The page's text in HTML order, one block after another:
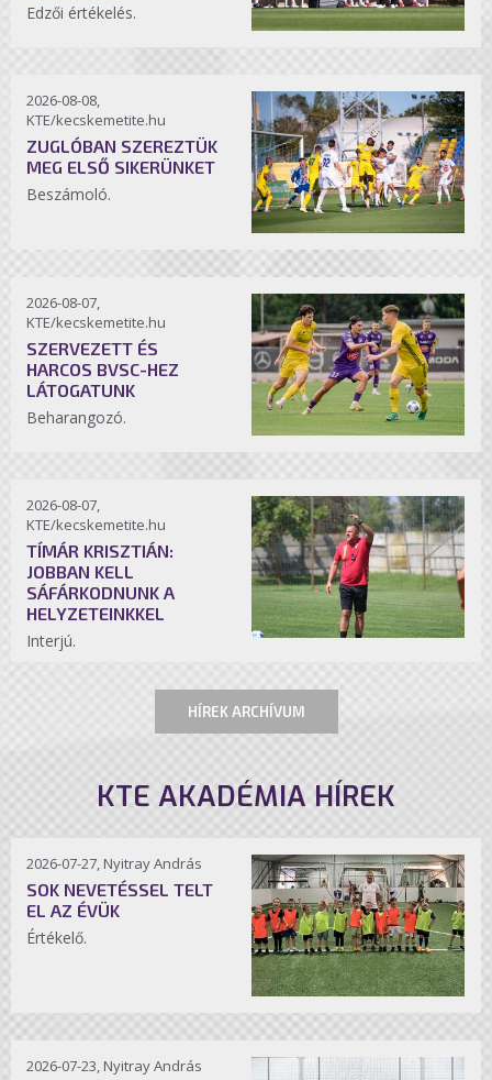
Edzői értékelés.
2026-08-08,
KTE/kecskemetite.hu
ZUGLÓBAN SZEREZTÜK
MEG ELSŐ SIKERÜNKET
Beszámoló.
2026-08-07,
KTE/kecskemetite.hu
SZERVEZETT ÉS
HARCOS BVSC-HEZ
LÁTOGATUNK
Beharangozó.
2026-08-07,
KTE/kecskemetite.hu
TÍMÁR KRISZTIÁN:
JOBBAN KELL
SÁFÁRKODNUNK A
HELYZETEINKKEL
Interjú.
HÍREK ARCHÍVUM
KTE AKADÉMIA HÍREK
2026-07-27, Nyitray András
SOK NEVETÉSSEL TELT
EL AZ ÉVÜK
Értékelő.
2026-07-23, Nyitray András